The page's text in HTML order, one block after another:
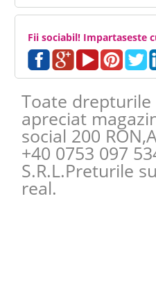
Fii sociabil! Impartaseste
Toate drepturile
apreciat
social 200
+40 0753 097
S.R.L.Preturile
real.